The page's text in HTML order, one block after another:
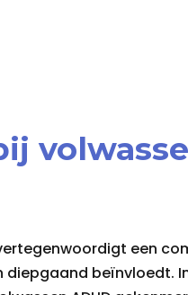
een
beïnvloedt.